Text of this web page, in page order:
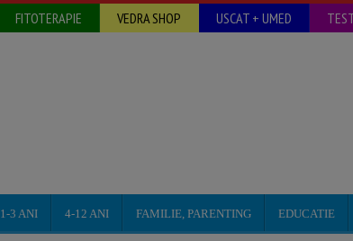
FITOTERAPIE VEDRA SHOP USCAT + UMED
1-3 ANI 4-12 ANI FAMILIE, PARENTING EDUCATIE